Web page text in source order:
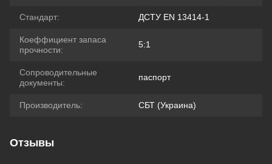
Стандарт: ДСТУ EN 13414-1
Коеффициент запаса
прочности:
5:1
Сопроводительные
документы:
паспорт
Производитель: СБТ (Украина)
Отзывы